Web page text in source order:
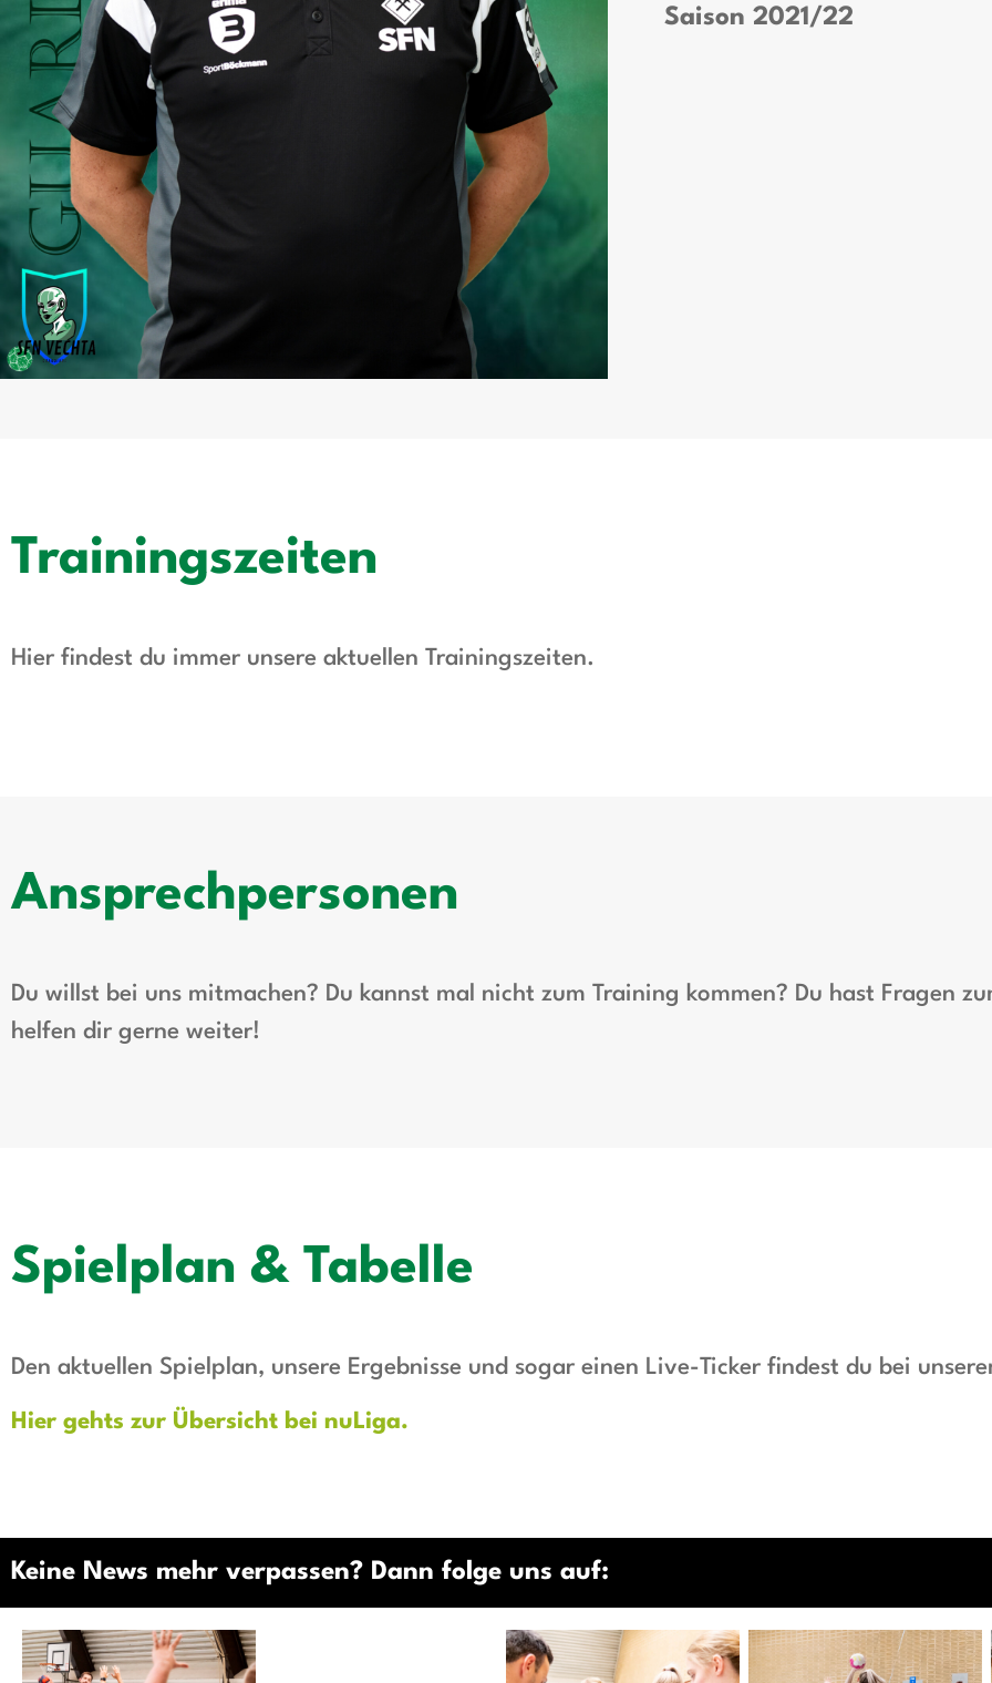
Saison 2021/22
Trainingszeiten
Hier findest du immer unsere aktuellen Trainingszeiten.
Ansprechpersonen
Du willst bei uns mitmachen? Du kannst mal nicht zum Training kommen? Du hast Fragen
helfen dir gerne weiter!
Spielplan & Tabelle
Den aktuellen Spielplan, unsere Ergebnisse und sogar einen Live-Ticker findest du bei
Hier gehts zur Übersicht bei nuLiga.
Keine News mehr verpassen? Dann folge uns auf: